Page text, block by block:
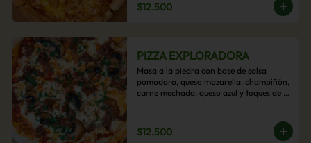
$12.500
PIZZA EXPLORADORA
Masa a la piedra con base de salsa
pomodoro, queso mozarella. champiñón,
carne mechada, queso azul y toques de
$12.500